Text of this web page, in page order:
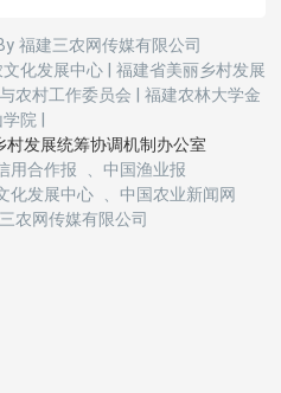
福建三农网传媒有限公司
化发展中心
福建省美丽乡村发展
农村工作委员会
福建农林大学金
学院
村发展统筹协调机制办公室
用合作报 、中国渔业报
化发展中心 、中国农业新闻网
农网传媒有限公司